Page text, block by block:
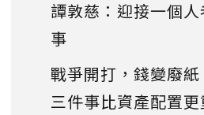
譚敦慈：迎接一個
事
戰爭開打，錢變廢
三件事比資產配置更